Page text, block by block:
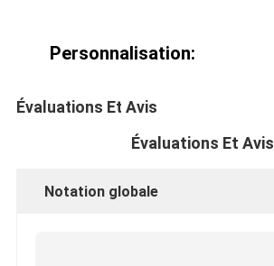
Personnalisation:
Évaluations Et Avis
Évaluations Et Avis
Notation globale